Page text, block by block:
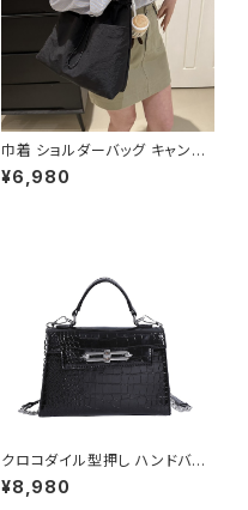
巾着 ショルダーバッグ キャンバ
ス 肩掛けバッグ レディース バッ
グ 大容量 軽量 ナチュラル カジ
¥6,980
クロコダイル型押し ハンドバッ
グ ショルダーバッグ チェーン付
きバッグ レディース バッグ おし
¥8,980